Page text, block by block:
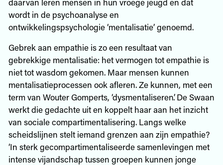
wordt in de psychoanalyse en
ontwikkelingspsychologie ‘mentalisatie’ genoemd.
Gebrek aan empathie is zo een resultaat van
gebrekkige mentalisatie: het vermogen tot empathie is
niet tot wasdom gekomen. Maar mensen kunnen
mentalisatieprocessen ook afleren. Ze kunnen, met een
term van Wouter Gomperts, ‘dysmentaliseren’. De Swaan
werkt die gedachte uit en koppelt haar aan het inzicht
van sociale compartimentalisering. Langs welke
scheidslijnen stelt iemand grenzen aan zijn empathie?
‘In sterk gecompartimentaliseerde samenlevingen met
intense vijandschap tussen groepen kunnen jonge